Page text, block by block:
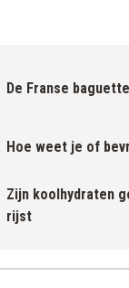
De Franse
Hoe weet je of
Zijn koolhydraten
rijst